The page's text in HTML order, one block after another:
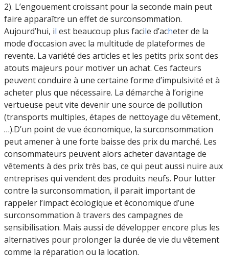
2). L’engouement croissant pour la seconde main peut
faire apparaître un effet de surconsommation.
Aujourd’hui, il est beaucoup plus facile d’acheter de la
mode d’occasion avec la multitude de plateformes de
revente. La variété des articles et les petits prix sont des
atouts majeurs pour motiver un achat. Ces facteurs
peuvent conduire à une certaine forme d’impulsivité et à
acheter plus que nécessaire. La démarche à l’origine
vertueuse peut vite devenir une source de pollution
(transports multiples, étapes de nettoyage du vêtement,
…).D’un point de vue économique, la surconsommation
peut amener à une forte baisse des prix du marché. Les
consommateurs peuvent alors acheter davantage de
vêtements à des prix très bas, ce qui peut aussi nuire aux
entreprises qui vendent des produits neufs. Pour lutter
contre la surconsommation, il parait important de
rappeler l’impact écologique et économique d’une
surconsommation à travers des campagnes de
sensibilisation. Mais aussi de développer encore plus les
alternatives pour prolonger la durée de vie du vêtement
comme la réparation ou la location.